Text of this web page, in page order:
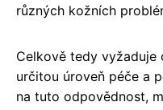
různých kožních
Celkově tedy vyžaduje
určitou úroveň péče a
na tuto odpovědnost,